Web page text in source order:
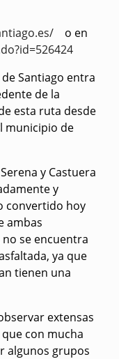
o en
Santiago entra
de la
esta ruta desde
municipio de
y Castuera
y
convertido hoy
ambas
se encuentra
ya que
tienen una
extensas
con mucha
algunos grupos